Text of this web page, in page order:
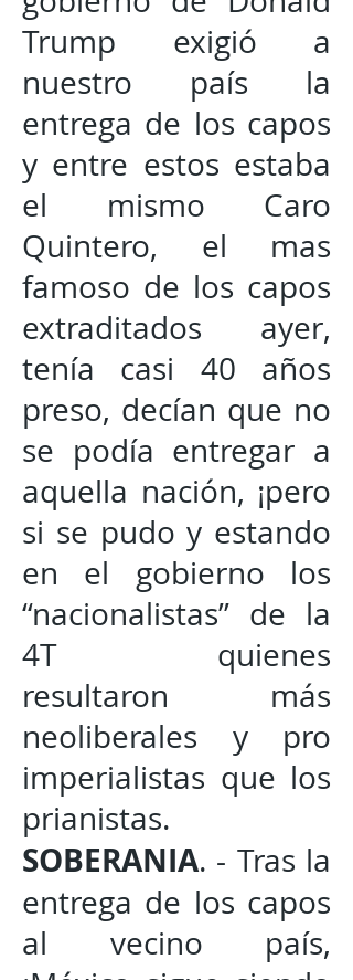
Trump exigió a
nuestro país la
entrega de los capos
y entre estos estaba
el mismo Caro
Quintero, el mas
famoso de los capos
extraditados ayer,
tenía casi 40 años
preso, decían que no
se podía entregar a
aquella nación, ¡pero
si se pudo y estando
en el gobierno los
“nacionalistas” de la
4T quienes
resultaron más
neoliberales y pro
imperialistas que los
prianistas.
SOBERANIA. - Tras la
entrega de los capos
al vecino país,